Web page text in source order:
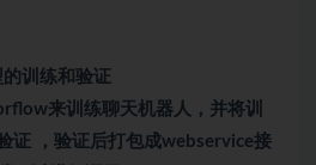
训练和验证
来训练聊天机器人，并将训
证 ，验证后打包成webservice接